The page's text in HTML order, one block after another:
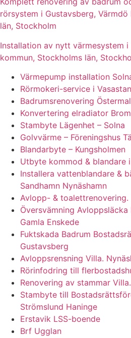
rörsystem i Gustavsberg,
län, Stockholm
Installation av nytt värmesystem
kommun, Stockholms län,
Värmepump installation
Rörmokeri-service i Vasastan
Badrumsrenovering
Konvertering elradiator
Stambyte Lägenhet – Solna
Golvvärme – Föreningshus
Blandarbyte – Kungsholmen
Utbyte kommod & blandare
Installera vattenblandare &
Sandhamn Nynäshamn
Avlopp- & toalettrenovering.
Översvämning
Gamla Enskede
Fuktskada Badrum
Gustavsberg
Avloppsrensning Villa.
Rörinfodring till
Renovering av stammar
Stambyte till
Strömslund Haninge
Erstavik LSS-boende
Brf Ugglan